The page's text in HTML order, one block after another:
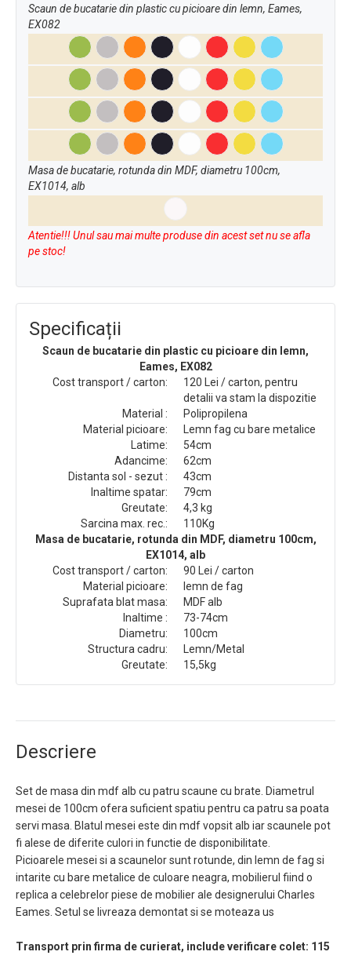
Scaun de bucatarie din plastic cu picioare din lemn, Eames,
EX082
Masa de bucatarie, rotunda din MDF, diametru 100cm,
EX1014, alb
Atentie!!! Unul sau mai multe produse din acest set nu se afla
pe stoc!
Specificații
Scaun de bucatarie din plastic cu picioare din lemn,
Eames, EX082
Cost transport / carton:
120 Lei / carton, pentru
detalii va stam la dispozitie
Material :
Polipropilena
Material picioare:
Lemn fag cu bare metalice
Latime:
54cm
Adancime:
62cm
Distanta sol - sezut :
43cm
Inaltime spatar:
79cm
Greutate:
4,3 kg
Sarcina max. rec.:
110Kg
Masa de bucatarie, rotunda din MDF, diametru 100cm,
EX1014, alb
Cost transport / carton:
90 Lei / carton
Material picioare:
lemn de fag
Suprafata blat masa:
MDF alb
Inaltime :
73-74cm
Diametru:
100cm
Structura cadru:
Lemn/Metal
Greutate:
15,5kg
Descriere
Set de masa din mdf alb cu patru scaune cu brate. Diametrul
mesei de 100cm ofera suficient spatiu pentru ca patru sa poata
servi masa. Blatul mesei este din mdf vopsit alb iar scaunele pot
fi alese de diferite culori in functie de disponibilitate.
Picioarele mesei si a scaunelor sunt rotunde, din lemn de fag si
intarite cu bare metalice de culoare neagra, mobilierul fiind o
replica a celebrelor piese de mobilier ale designerului Charles
Eames. Setul se livreaza demontat si se moteaza us
Transport prin firma de curierat, include verificare colet: 115